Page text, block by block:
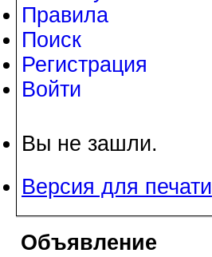
Правила
Поиск
Регистрация
Войти
Вы не зашли.
Версия для печати
Объявление